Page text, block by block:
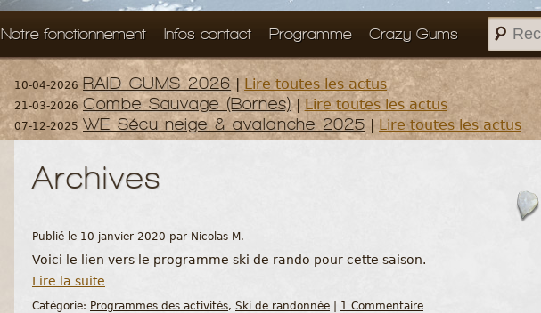
Notre fonctionnement Infos contact Programme Crazy Gums
10-04-2026 RAID GUMS 2026| Lire toutes les actus
21-03-2026 Combe Sauvage (Bornes)| Lire toutes les actus
07-12-2025 WE Sécu neige & avalanche 2025 | Lire toutes les actus
Archives
Publié le 10 janvier 2020 par Nicolas M.
Voici le lien vers le programme ski de rando pour cette saison.
Lire la suite
Catégorie: Programmes des activités, Ski de randonnée | 1 Commentaire